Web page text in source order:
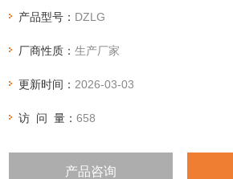
产品型号： DZLG
厂商性质：生产厂家
更新时间： 2026-03-03
访 问 量：658
产品咨询